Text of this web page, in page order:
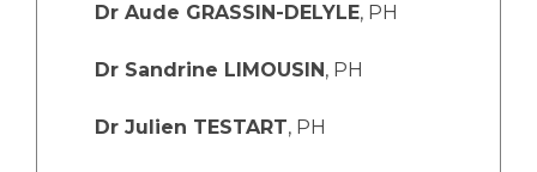
Handicap
Pôle Médecine Physique et Réadaptation
Professionnels de santé
Dr Aude GRASSIN-DELYLE, PH
Dr Sandrine LIMOUSIN, PH
Dr Julien TESTART, PH